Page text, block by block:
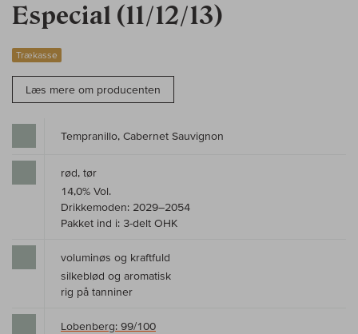
Especial (11/12/13)
Trækasse
Læs mere om producenten
Tempranillo, Cabernet Sauvignon
rød, tør
14,0% Vol.
Drikkemoden: 2029–2054
Pakket ind i: 3-delt OHK
voluminøs og kraftfuld
silkeblød og aromatisk
rig på tanniner
Lobenberg: 99/100